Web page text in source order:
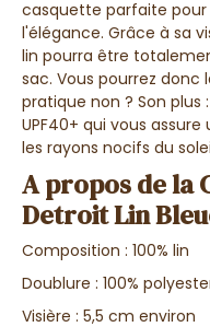
casquette parfaite
l'élégance. Grâce à sa
lin pourra être
sac. Vous pourrez
pratique non ? Son
UPF40+ qui vous
les rayons nocifs du
A propos de la
Detroit Lin
Composition : 100% lin
Doublure : 100%
Visière : 5,5 cm environ